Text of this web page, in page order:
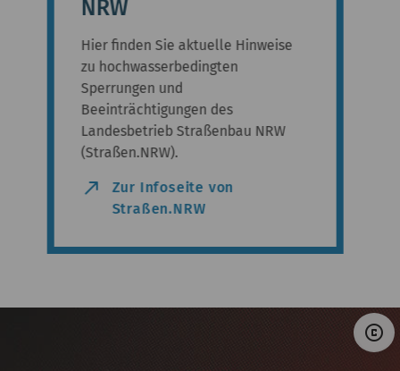
NRW
Hier finden Sie aktuelle Hinweise
zu hochwasserbedingten
Sperrungen und
Beeinträchtigungen des
Landesbetrieb Straßenbau NRW
(Straßen.NRW).
north_east
Zur Infoseite von
Straßen.NRW
copyright